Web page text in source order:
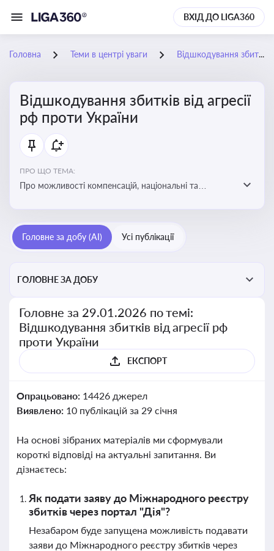
ВХІД ДО LIGA360
Головна Теми в центрі уваги Відшкодування збитків від агресії рф проти України
Відшкодування збитків від агресії
рф проти України
ПРО ЩО ТЕМА:
Про можливості компенсацій, національні та
Головне за добу (AI) Усі публікації
ГОЛОВНЕ ЗА ДОБУ
Головне за 29.01.2026 по темі:
Відшкодування збитків від агресії рф
проти України
ЕКСПОРТ
Опрацьовано: 14426 джерел
Виявлено: 10 публікацій за 29 січня
На основі зібраних матеріалів ми сформували
короткі відповіді на актуальні запитання. Ви
дізнаєтесь:
Як подати заяву до Міжнародного реєстру
збитків через портал "Дія"?
Незабаром буде запущена можливість подавати
заяви до Міжнародного реєстру збитків через